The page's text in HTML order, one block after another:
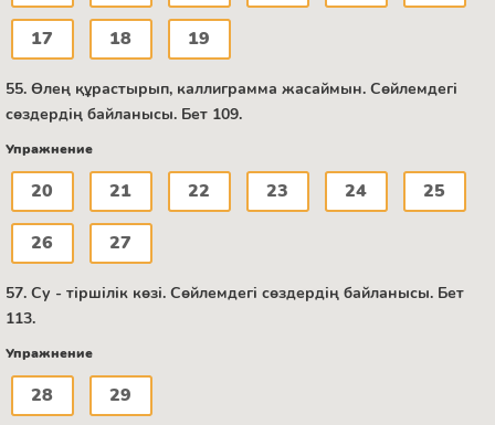
17 18 19
55. Өлең құрастырып, каллиграмма жасаймын. Сөйлемдегі
сөздердің байланысы. Бет 109.
Упражнение
20 21 22 23 24 25
26 27
57. Су - тіршілік көзі. Сөйлемдегі сөздердің байланысы. Бет
113.
Упражнение
28 29